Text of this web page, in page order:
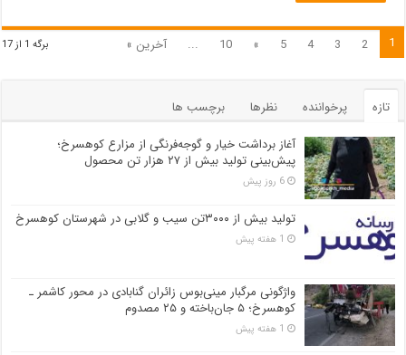
برگه 1 از 17 1
2
3
4
5
»
10
... آخرین »
تازه پرخواننده نظرها
برچسب ها
آغاز برداشت خیار و گوجه‌فرنگی از مزارع کوهسرخ؛
پیش‌بینی تولید بیش از ۲۷ هزار تن محصول
6 روز پیش
تولید بیش از ۳۰۰۰تن سیب و گلابی در شهرستان کوهسرخ
1 هفته پیش
واژگونی مرگبار مینی‌بوس زائران گنابادی در محور کاشمر ـ
کوهسرخ؛ ۵ جان‌باخته و ۲۵ مصدوم
1 هفته پیش